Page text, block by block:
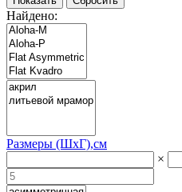
Найдено:
Размеры (ШхГ),см
×